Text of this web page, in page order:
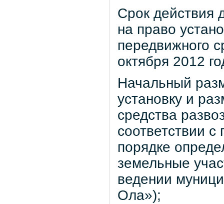
Срок действия
на право
передвижного
октября 2012
Начальный
установку и
средства
соответствии
порядке
земельные
ведении
Ола»);